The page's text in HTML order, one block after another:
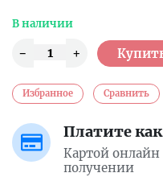
В наличии
Избранное Сравнить
Платите
Картой
получении